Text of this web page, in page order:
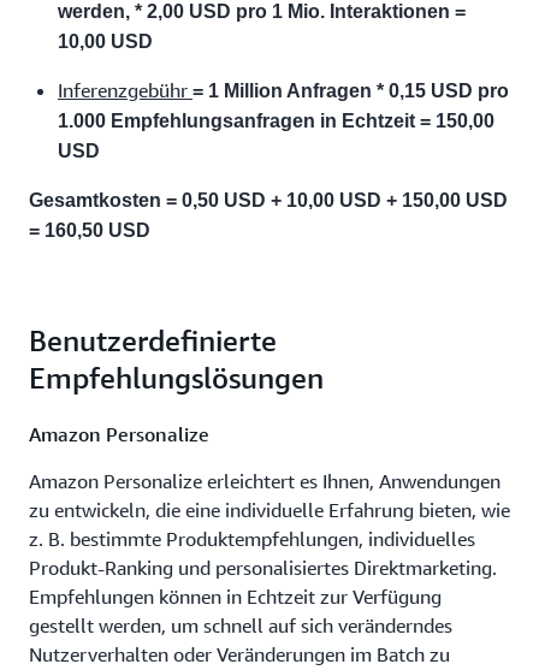
werden, * 2,00 USD pro 1 Mio. Interaktionen =
10,00 USD
Inferenzgebühr = 1 Million Anfragen * 0,15 USD pro
1.000 Empfehlungsanfragen in Echtzeit = 150,00
USD
Gesamtkosten = 0,50 USD + 10,00 USD + 150,00 USD
= 160,50 USD
Benutzerdefinierte
Empfehlungslösungen
Amazon Personalize
Amazon Personalize erleichtert es Ihnen, Anwendungen
zu entwickeln, die eine individuelle Erfahrung bieten, wie
z. B. bestimmte Produktempfehlungen, individuelles
Produkt-Ranking und personalisiertes Direktmarketing.
Empfehlungen können in Echtzeit zur Verfügung
gestellt werden, um schnell auf sich veränderndes
Nutzerverhalten oder Veränderungen im Batch zu